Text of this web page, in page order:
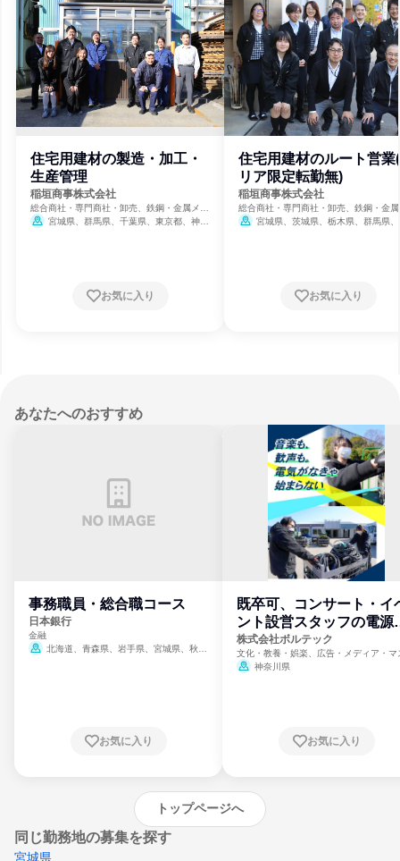
住宅用建材の製造・加工・
生産管理
稲垣商事株式会社
総合商社・専門商社・卸売、鉄鋼・金属メー
カー、建設・土木
宮城県、群馬県、千葉県、東京都、神奈
お気に入り
住宅用建材のルート営業
リア限定転勤無)
稲垣商事株式会社
総合商社・専門商社・卸売、鉄鋼・金
カー、建設・土木
宮城県、茨城県、栃木県、群馬県
お気に入り
あなたへのおすすめ
事務職員・総合職コース
日本銀行
金融
北海道、青森県、岩手県、宮城県、秋田
崎県、熊本県、大分県、宮崎県、鹿児島県、
お気に入り
既卒可、コンサート・イ
ント設営スタッフの電源
門
株式会社ボルテック
文化・教養・娯楽、広告・メディア・マ
ミ、電力・ガス・水道・エネルギー
神奈川県
お気に入り
トップページへ
同じ勤務地の募集を探す
宮城県